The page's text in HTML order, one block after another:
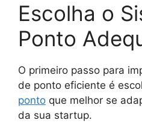
Escolha o
Ponto
O primeiro passo para
de ponto eficiente é
ponto que melhor se
da sua startup.